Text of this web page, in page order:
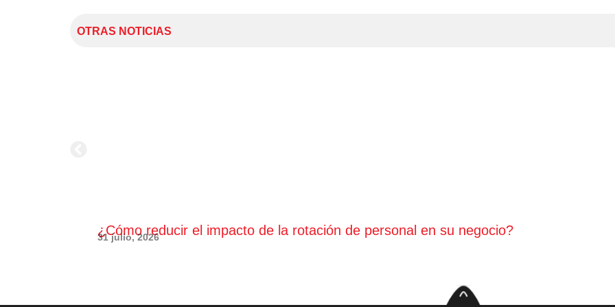
OTRAS NOTICIAS
¿Cómo reducir el impacto de la rotación de personal en su negocio?
31 julio, 2026